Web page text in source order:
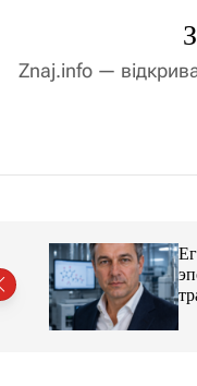
д
і
с
Znaj.info —